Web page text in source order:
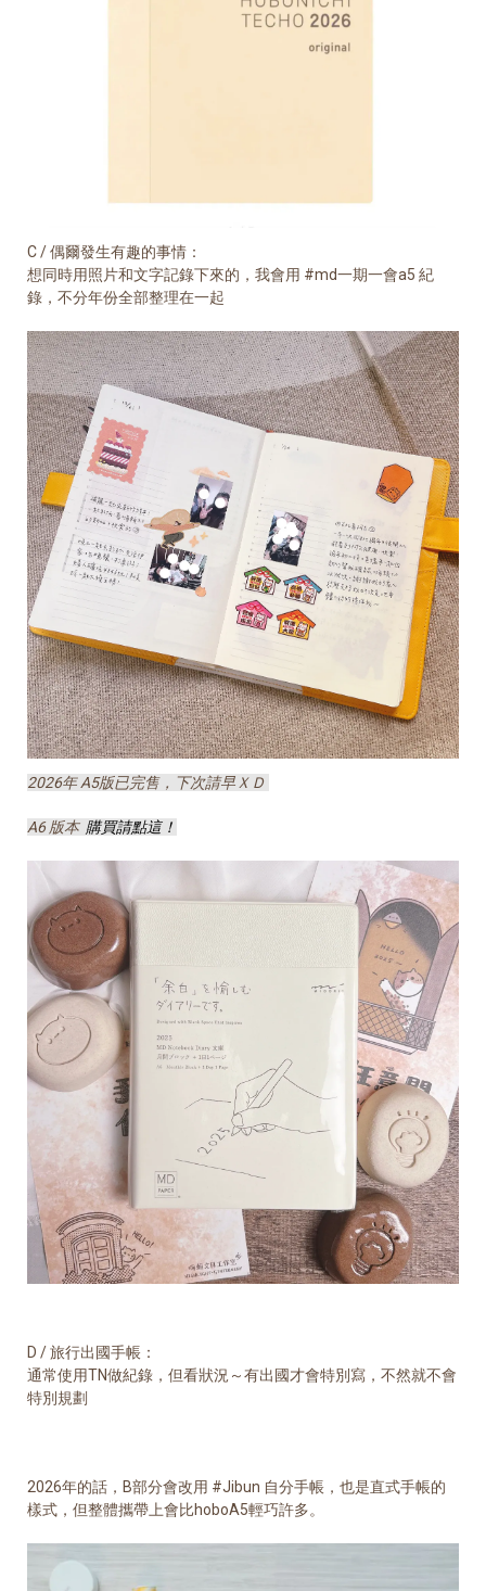
C / 偶爾發生有趣的事情：
想同時用照片和文字記錄下來的，我會用 #md一期一會a5 紀
錄，不分年份全部整理在一起
2026年 A5版已完售，下次請早ＸＤ
A6 版本 購買請點這！
D / 旅行出國手帳：
通常使用TN做紀錄，但看狀況～有出國才會特別寫，不然就不會
特別規劃
2026年的話，B部分會改用 #Jibun 自分手帳，也是直式手帳的
樣式，但整體攜帶上會比hoboA5輕巧許多。